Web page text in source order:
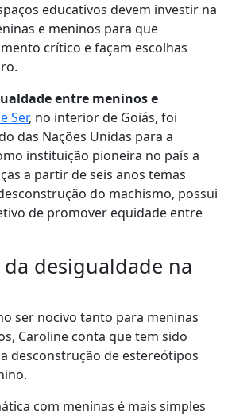
educativos devem investir na
e meninos para que
crítico e façam escolhas
entre meninos e
Ser, no interior de Goiás, foi
das Nações Unidas para a
instituição pioneira no país a
a partir de seis anos temas
do machismo, possui
de promover equidade entre
desigualdade na
ser nocivo tanto para meninas
Caroline conta que tem sido
desconstrução de estereótipos
com meninas é mais simples